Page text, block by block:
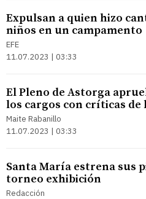
Expulsan a quien hizo
niños en un campamento
EFE
11.07.2023 | 03:33
El Pleno de Astorga
los cargos con críticas de
Maite Rabanillo
11.07.2023 | 03:33
Santa María estrena sus
torneo exhibición
Redacción